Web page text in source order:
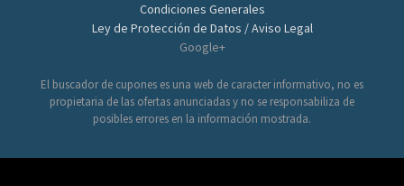
Condiciones Generales
Ley de Protección de Datos / Aviso Legal
Google+
El buscador de cupones es una web de caracter informativo, no es
propietaria de las ofertas anunciadas y no se responsabiliza de
posibles errores en la información mostrada.